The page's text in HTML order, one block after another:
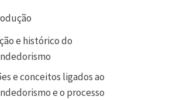
e histórico do
e conceitos ligados ao
e o processo